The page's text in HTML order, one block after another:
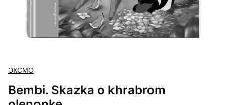
ЭКСМО
Bembi. Skazka o khrabrom